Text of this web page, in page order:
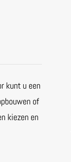
kunt u een
of
kiezen en